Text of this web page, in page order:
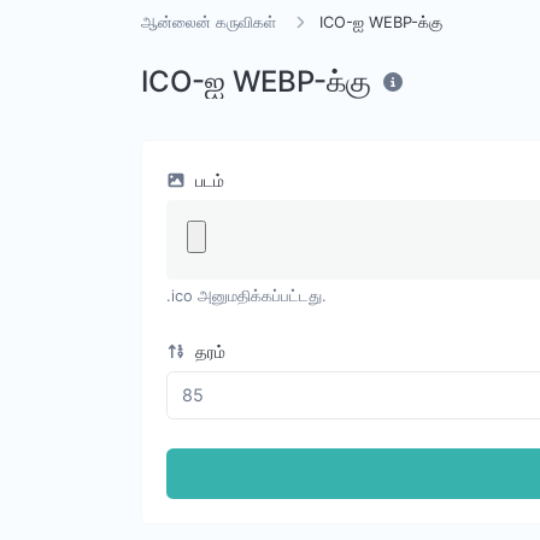
ஆன்லைன் கருவிகள் ICO-ஐ WEBP-க்கு
ICO-ஐ WEBP-க்கு
படம்
.ico அனுமதிக்கப்பட்டது.
தரம்